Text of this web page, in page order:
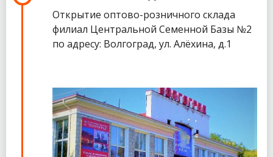
Открытие оптово-розничного склада
филиал Центральной Семенной Базы №2
по адресу: Волгоград, ул. Алёхина, д.1